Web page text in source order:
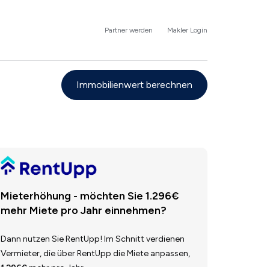
Partner werden Makler Login
Immobilienwert berechnen
Mieterhöhung - möchten Sie 1.296€
mehr Miete pro Jahr einnehmen?
Dann nutzen Sie RentUpp! Im Schnitt verdienen
Vermieter, die über RentUpp die Miete anpassen,